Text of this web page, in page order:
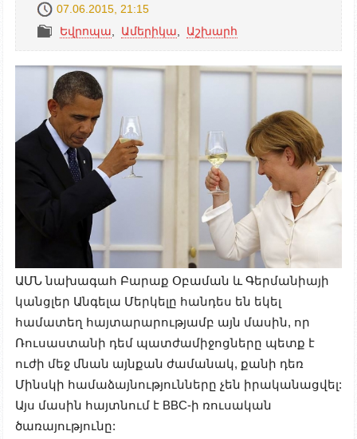
07.06.2015, 21:15
Եվրոպա
Ամերիկա Աշխարհ
ԱՄՆ նախագահ Բարաք Օբաման և Գերմանիայի
կանցլեր Անգելա Մերկելը հանդես են եկել
համատեղ հայտարարությամբ այն մասին, որ
Ռուսաստանի դեմ պատժամիջոցները պետք է
ուժի մեջ մնան այնքան ժամանակ, քանի դեռ
Մինսկի համաձայնությունները չեն իրականացվել:
Այս մասին հայտնում է BBC-ի ռուսական
ծառայությունը: